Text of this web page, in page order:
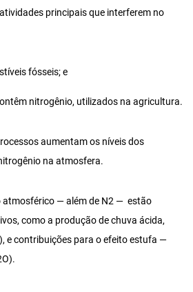
principais que interferem no
fósseis; e
nitrogênio, utilizados na agricultura.
aumentam os níveis dos
na atmosfera.
atmosférico — além de N2 — estão
como a produção de chuva ácida,
e contribuições para o efeito estufa —